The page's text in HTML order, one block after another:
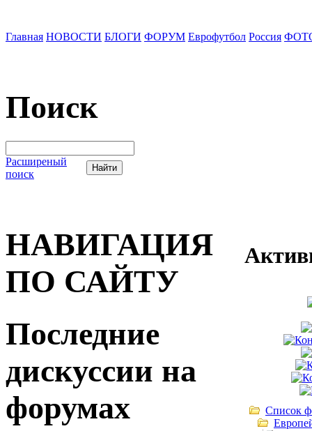
Главная НОВОСТИ БЛОГИ ФОРУМ Еврофутбол Россия
Поиск
Расширеный
поиск
НАВИГАЦИЯ
ПО САЙТУ
Последние
дискуссии на
форумах
Список